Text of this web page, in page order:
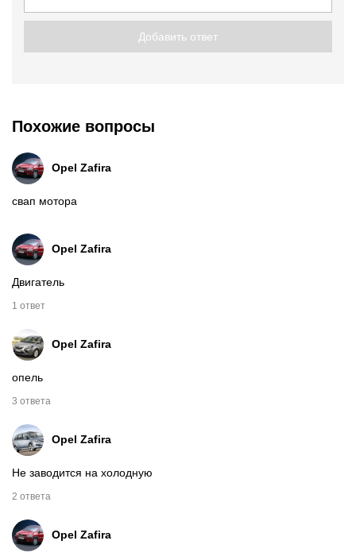
Добавить ответ
Похожие вопросы
Opel Zafira
свап мотора
Opel Zafira
Двигатель
1 ответ
Opel Zafira
опель
3 ответа
Opel Zafira
Не заводится на холодную
2 ответа
Opel Zafira